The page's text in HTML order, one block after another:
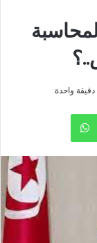
دقيقة واحدة
واتساب